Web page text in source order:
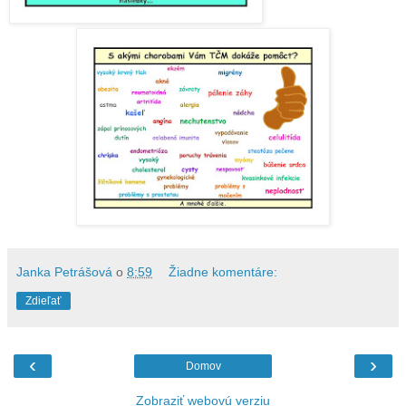
Janka Petrášová o 8:59 Žiadne komentáre:
Zdieľať
‹ ›
Domov
Zobraziť webovú verziu